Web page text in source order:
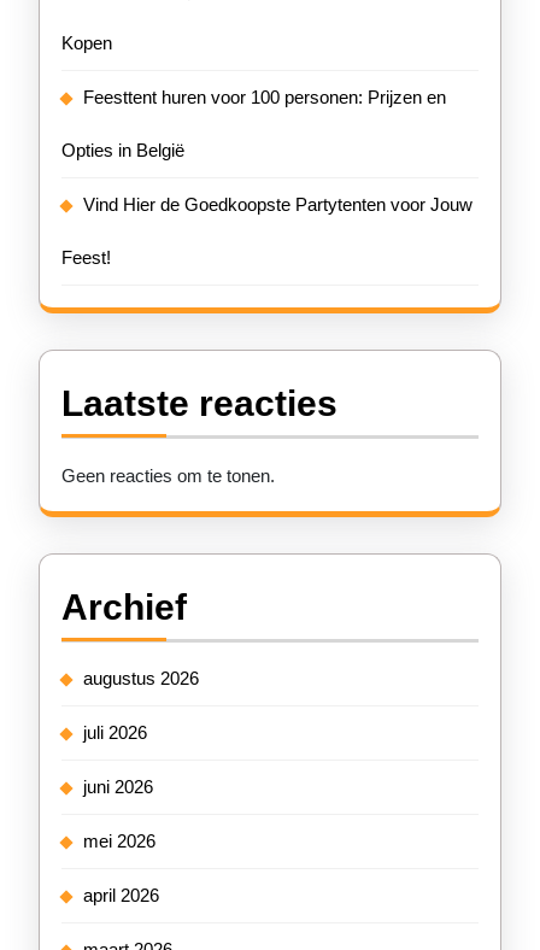
Kopen
Feesttent huren voor 100 personen: Prijzen en
Opties in België
Vind Hier de Goedkoopste Partytenten voor Jouw
Feest!
Laatste reacties
Geen reacties om te tonen.
Archief
augustus 2026
juli 2026
juni 2026
mei 2026
april 2026